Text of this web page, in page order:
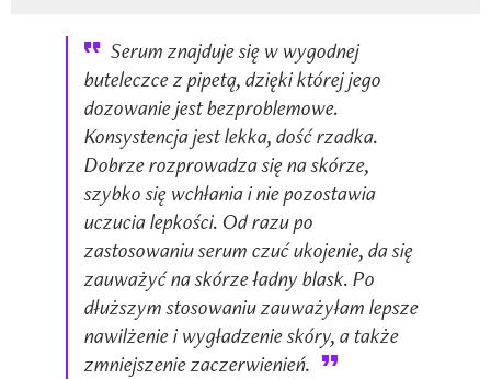
Serum znajduje się w wygodnej
buteleczce z pipetą, dzięki której jego
dozowanie jest bezproblemowe.
Konsystencja jest lekka, dość rzadka.
Dobrze rozprowadza się na skórze,
szybko się wchłania i nie pozostawia
uczucia lepkości. Od razu po
zastosowaniu serum czuć ukojenie, da się
zauważyć na skórze ładny blask. Po
dłuższym stosowaniu zauważyłam lepsze
nawilżenie i wygładzenie skóry, a także
zmniejszenie zaczerwienień.